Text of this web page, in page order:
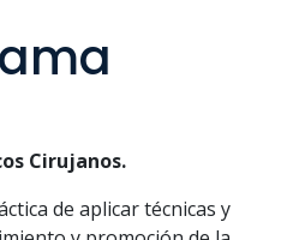
Cirujanos.
de aplicar técnicas y